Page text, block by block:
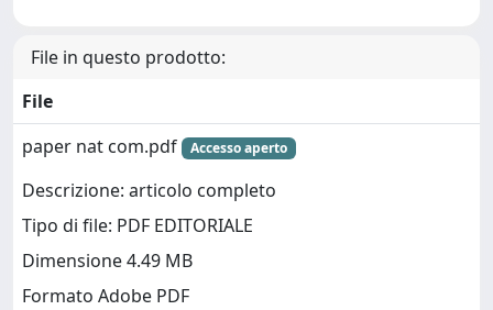
File in questo prodotto:
File
paper nat com.pdf
Accesso aperto
Descrizione: articolo completo
Tipo di file: PDF EDITORIALE
Dimensione 4.49 MB
Formato Adobe PDF